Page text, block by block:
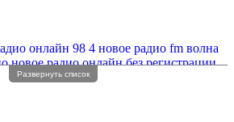
онлайн 98 4 новое радио fm волна
новое радио онлайн без регистрации
радио онлайн без рекламы
Развернуть список